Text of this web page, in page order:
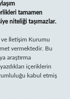
tamamen
niteliği taşımazlar.
ve İletişim Kurumu
vermektedir. Bu
araştırma
içeriklerin
kabul etmiş